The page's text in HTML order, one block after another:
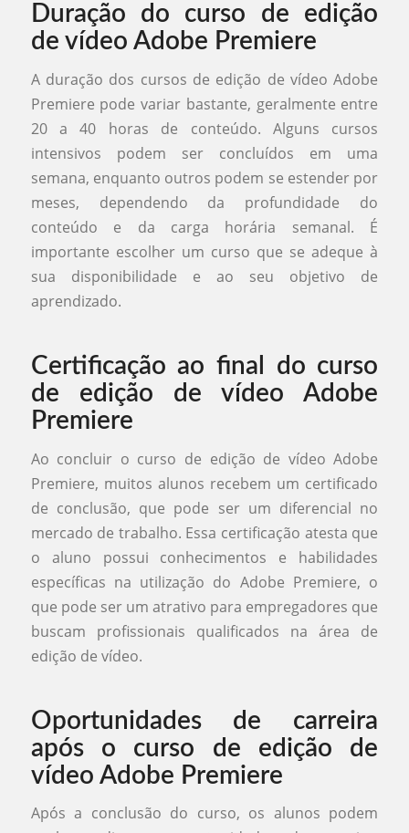
Duração do curso de edição
de vídeo Adobe Premiere
A duração dos cursos de edição de vídeo Adobe
Premiere pode variar bastante, geralmente entre
20 a 40 horas de conteúdo. Alguns cursos
intensivos podem ser concluídos em uma
semana, enquanto outros podem se estender por
meses, dependendo da profundidade do
conteúdo e da carga horária semanal. É
importante escolher um curso que se adeque à
sua disponibilidade e ao seu objetivo de
aprendizado.
Certificação ao final do curso
de edição de vídeo Adobe
Premiere
Ao concluir o curso de edição de vídeo Adobe
Premiere, muitos alunos recebem um certificado
de conclusão, que pode ser um diferencial no
mercado de trabalho. Essa certificação atesta que
o aluno possui conhecimentos e habilidades
específicas na utilização do Adobe Premiere, o
que pode ser um atrativo para empregadores que
buscam profissionais qualificados na área de
edição de vídeo.
Oportunidades de carreira
após o curso de edição de
vídeo Adobe Premiere
Após a conclusão do curso, os alunos podem